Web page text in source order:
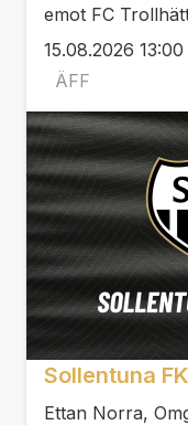
emot FC
15.08.2026
ÄFF
Sollentuna
Ettan Norra,